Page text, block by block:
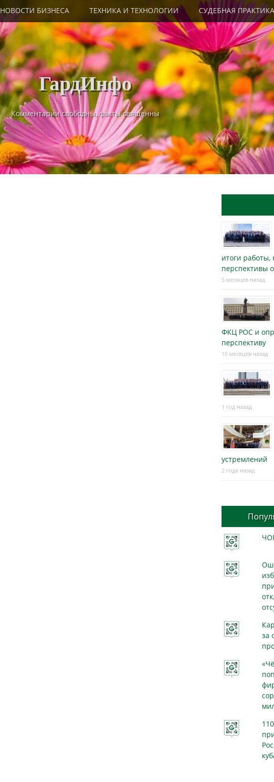
НОВОСТИ БИЗНЕСА ТЕХНИКА И ТЕХНОЛОГИИ СУДЕБНАЯ ПРАКТИКА
ГардИнфо
Комментарии свободны, факты священны
итоги
перспективы
5 месяцев назад
ФКЦ РОС и
перспективу
10 месяцев назад
1 год назад
устремлений
2 года назад
за